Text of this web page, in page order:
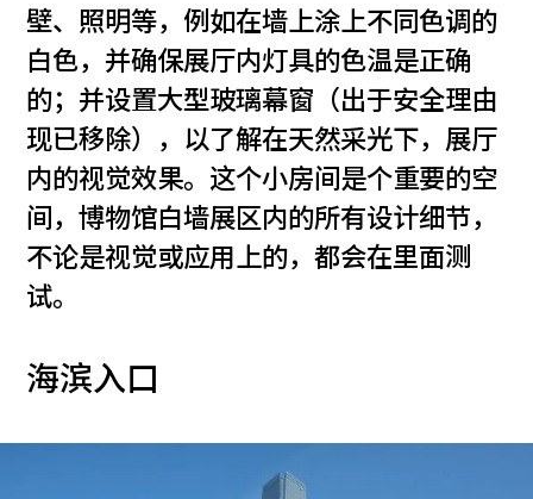
壁、照明等，例如在墙上涂上不同色调的
白色，并确保展厅内灯具的色温是正确
的；并设置大型玻璃幕窗（出于安全理由
现已移除），以了解在天然采光下，展厅
内的视觉效果。这个小房间是个重要的空
间，博物馆白墙展区内的所有设计细节，
不论是视觉或应用上的，都会在里面测
试。
海滨入口